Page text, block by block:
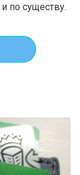
по существу.